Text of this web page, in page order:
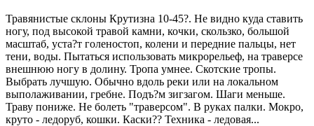
Травянистые склоны Крутизна 10-45?. Не видно куда ставить
ногу, под высокой травой камни, кочки, скользко, большой
масштаб, уста?т голеностоп, колени и передние пальцы, нет
тени, воды. Пытаться использовать микрорельеф, на траверсе
внешнюю ногу в долину. Тропа умнее. Скотские тропы.
Выбрать лучшую. Обычно вдоль реки или на локальном
выполаживании, гребне. Подъ?м зигзагом. Шаги меньше.
Траву пониже. Не болеть "траверсом". В руках палки. Мокро,
круто - ледоруб, кошки. Каски?? Техника - ледовая...